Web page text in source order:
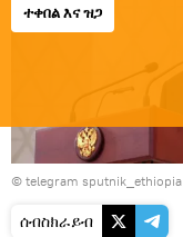
ተቀበል እና ዝጋ
© telegram sputnik_ethiopia
ሰብስክራይብ